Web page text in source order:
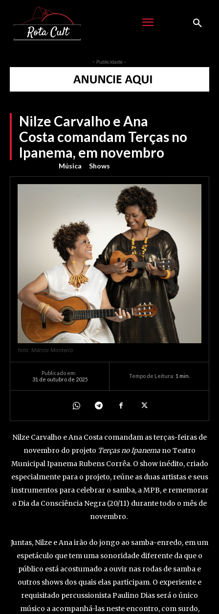
- Publicidade -
Nilze Carvalho e Ana
Costa comandam Terças no
Ipanema, em novembro
Música Shows
foto: Márcio Monteiro
Publicado em:
31 de outubro de 2025
Tempo de Leitura: 1 min.
Nilze Carvalho e Ana Costa comandam as terças-feiras de
novembro do projeto Terças no Ipanema no Teatro
Municipal Ipanema Rubens Corrêa. O show inédito, criado
especialmente para o projeto, reúne as duas artistas e seus
instrumentos para celebrar o samba, a MPB, e rememorar
o Dia da Consciência Negra (20/11) durante todo o mês de
novembro.
Juntas, Nilze e Ana irão do jongo ao samba-enredo, em um
espetáculo que tem uma sonoridade diferente da que o
público está acostumado a ouvir nas rodas de samba e
outros shows dos quais elas participam. O experiente e
requisitado percussionista Paulino Dias será o único
músico a acompanhá-las neste encontro, com surdo,